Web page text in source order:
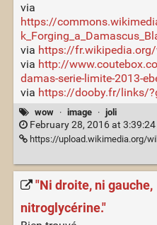
via
https://
via https://
via http://
damas-serie-limite-2013-
via https://dooby.fr/links/
wow · image · joli
February 28, 2016 at 3:39:24
https://upload.wikimedia.org/wikipedia/
"Ni droite, ni gauche,
nitroglycérine."